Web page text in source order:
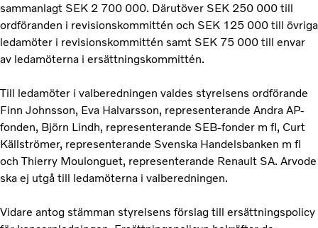
sammanlagt SEK 2 700 000. Därutöver SEK 250 000 till
ordföranden i revisionskommittén och SEK 125 000 till övriga
ledamöter i revisionskommittén samt SEK 75 000 till envar
av ledamöterna i ersättningskommittén.
Till ledamöter i valberedningen valdes styrelsens ordförande
Finn Johnsson, Eva Halvarsson, representerande Andra AP-
fonden, Björn Lindh, representerande SEB-fonder m fl, Curt
Källströmer, representerande Svenska Handelsbanken m fl
och Thierry Moulonguet, representerande Renault SA. Arvode
ska ej utgå till ledamöterna i valberedningen.
Vidare antog stämman styrelsens förslag till ersättningspolicy